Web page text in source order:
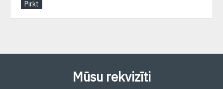
Pirkt
Mūsu rekvizīti